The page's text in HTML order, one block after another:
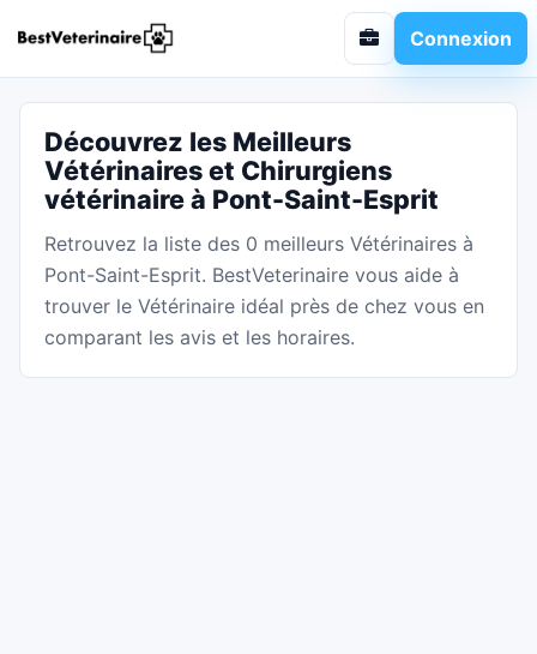
Connexion
Découvrez les Meilleurs
Vétérinaires et Chirurgiens
vétérinaire à Pont-Saint-Esprit
Retrouvez la liste des 0 meilleurs Vétérinaires à
Pont-Saint-Esprit. BestVeterinaire vous aide à
trouver le Vétérinaire idéal près de chez vous en
comparant les avis et les horaires.